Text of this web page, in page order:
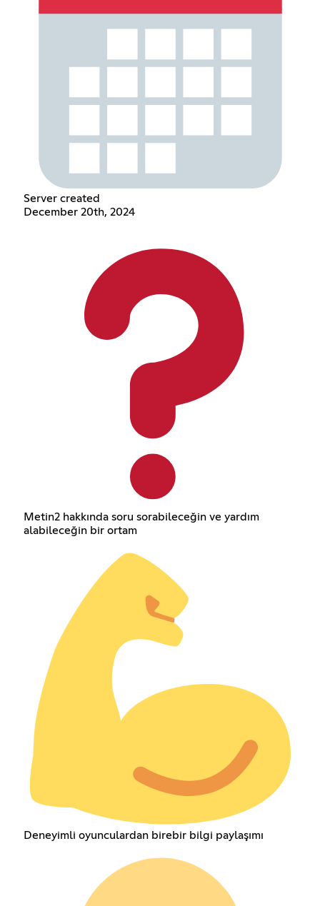
Server created
December 20th, 2024
Metin2 hakkında soru sorabileceğin ve yardım
alabileceğin bir ortam
Deneyimli oyunculardan birebir bilgi paylaşımı